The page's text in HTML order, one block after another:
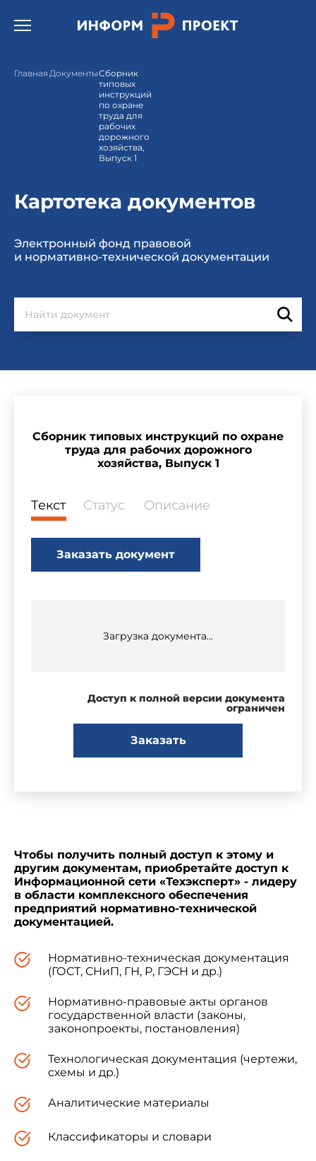
Открыть бургер меню.
Главная ДокументыСборник
типовых
инструкций
по охране
труда для
рабочих
дорожного
хозяйства,
Выпуск 1
Картотека документов
Электронный фонд правовой
и нормативно-технической документации
Сборник типовых инструкций по охране
труда для рабочих дорожного
хозяйства, Выпуск 1
Текст Статус Описание
Заказать документ
Загрузка документа...
Доступ к полной версии документа
ограничен
Заказать
Чтобы получить полный доступ к этому и
другим документам, приобретайте доступ к
Информационной сети «Техэксперт» - лидеру
в области комплексного обеспечения
предприятий нормативно-технической
документацией.
Нормативно-техническая документация
(ГОСТ, СНиП, ГН, Р, ГЭСН и др.)
Нормативно-правовые акты органов
государственной власти (законы,
законопроекты, постановления)
Технологическая документация (чертежи,
схемы и др.)
Аналитические материалы
Классификаторы и словари